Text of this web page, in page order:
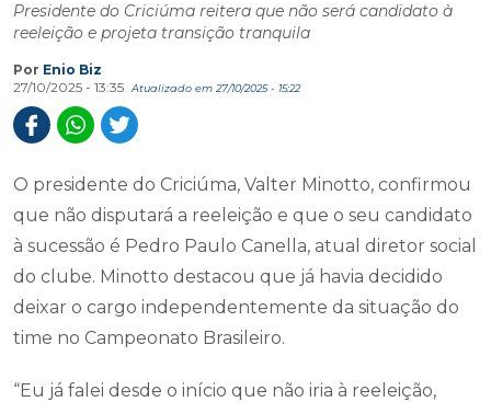
Presidente do Criciúma reitera que não será candidato à
reeleição e projeta transição tranquila
Por Enio Biz
27/10/2025 - 13:35
Atualizado em 27/10/2025 - 15:22
O presidente do Criciúma, Valter Minotto, confirmou
que não disputará a reeleição e que o seu candidato
à sucessão é Pedro Paulo Canella, atual diretor social
do clube. Minotto destacou que já havia decidido
deixar o cargo independentemente da situação do
time no Campeonato Brasileiro.
“Eu já falei desde o início que não iria à reeleição,